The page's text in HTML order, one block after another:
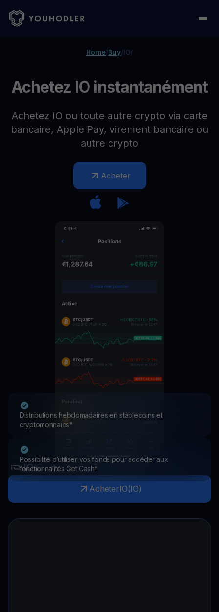
Home/Buy/IO/
Achetez IO instantanément
Achetez IO ou toute autre crypto via carte
bancaire, Apple Pay, virement bancaire ou
autre crypto
Acheter
Distributions hebdomadaires en stablecoins et
cryptomonnaies*
Possibilité d’utiliser vos fonds pour accéder aux
fonctionnalités Get Cash*
IOIO
AcheterIO(IO)